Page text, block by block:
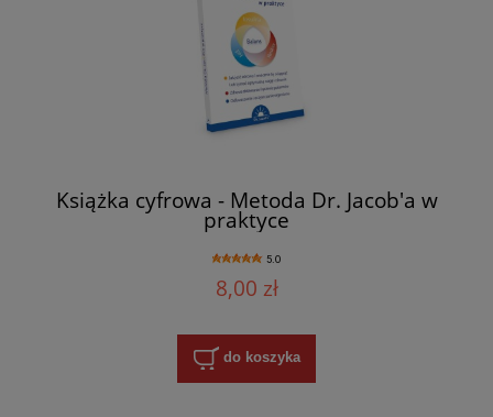
Książka cyfrowa - Metoda Dr. Jacob'a w
praktyce
5.0
8,00 zł
do koszyka